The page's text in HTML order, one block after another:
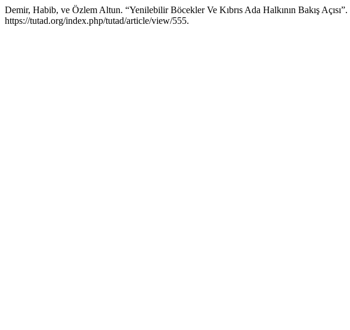
Demir, Habib, ve Özlem Altun. “Yenilebilir Böcekler Ve Kıbrıs Ada Halkının Bakış Açısı”.
https://tutad.org/index.php/tutad/article/view/555.